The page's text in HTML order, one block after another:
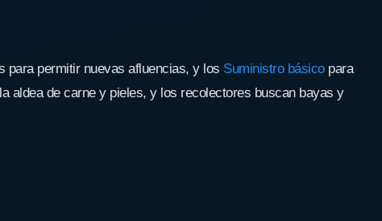
permitir nuevas afluencias, y los Suministro básicopara
aldea de carne y pieles, y los recolectores buscan bayas y